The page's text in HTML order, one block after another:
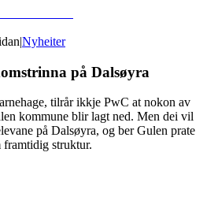
|Nyheiter
på Dalsøyra
tilrår ikkje PwC at nokon av
kommune blir lagt ned. Men dei vil
på Dalsøyra, og ber Gulen prate
framtidig struktur.